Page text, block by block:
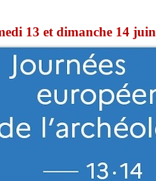
13 et dimanche 14 juin